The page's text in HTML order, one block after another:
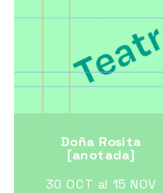
Doña Rosita
[anotada]
30 OCT al 15 NOV